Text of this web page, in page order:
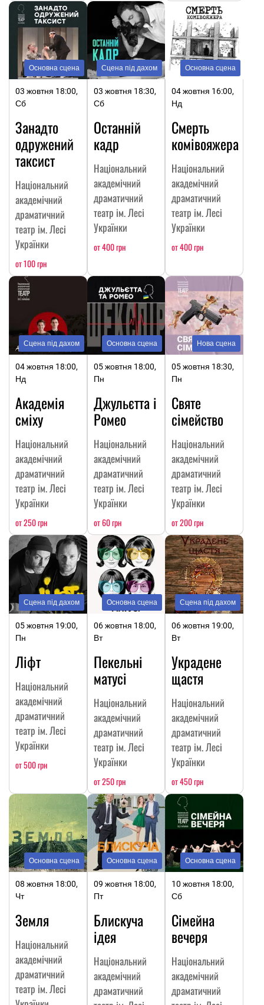
Основна сцена
03 жовтня 18:00,
Сб
Занадто
одружений
таксист
Національний
академічний
драматичний
театр ім. Лесі
Українки
от 100 грн
Сцена під дахом
03 жовтня 18:30,
Сб
Останній
кадр
Національний
академічний
драматичний
театр ім. Лесі
Українки
от 400 грн
Основна сцена
04 жовтня 16:00,
Нд
Смерть
комівояжера
Національний
академічний
драматичний
театр ім. Лесі
Українки
от 400 грн
Сцена під дахом
04 жовтня 18:00,
Нд
Академія
сміху
Національний
академічний
драматичний
театр ім. Лесі
Українки
от 250 грн
Основна сцена
05 жовтня 18:00,
Пн
Джульєтта і
Ромео
Національний
академічний
драматичний
театр ім. Лесі
Українки
от 60 грн
Нова сцена
05 жовтня 18:30,
Пн
Святе
сімейство
Національний
академічний
драматичний
театр ім. Лесі
Українки
от 200 грн
Сцена під дахом
05 жовтня 19:00,
Пн
Ліфт
Національний
академічний
драматичний
театр ім. Лесі
Українки
от 500 грн
Основна сцена
06 жовтня 18:00,
Вт
Пекельні
матусі
Національний
академічний
драматичний
театр ім. Лесі
Українки
от 250 грн
Сцена під дахом
06 жовтня 19:00,
Вт
Украдене
щастя
Національний
академічний
драматичний
театр ім. Лесі
Українки
от 450 грн
Основна сцена
08 жовтня 18:00,
Чт
Земля
Національний
академічний
драматичний
театр ім. Лесі
Основна сцена
09 жовтня 18:00,
Пт
Блискуча
ідея
Національний
академічний
драматичний
Основна сцена
10 жовтня 18:00,
Сб
Сімейна
вечеря
Національний
академічний
драматичний